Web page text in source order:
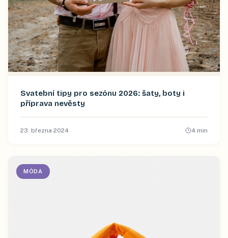
Svatební tipy pro sezónu 2026: šaty, boty i
příprava nevěsty
23. března 2024 4 min
MÓDA